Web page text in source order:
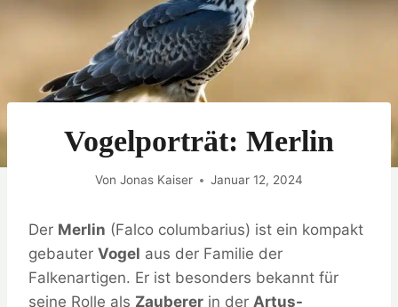
Vogelporträt: Merlin
Von Jonas Kaiser Januar 12, 2024
Der Merlin (Falco columbarius) ist ein kompakt
gebauter Vogel aus der Familie der
Falkenartigen. Er ist besonders bekannt für
seine Rolle als Zauberer in der Artus-